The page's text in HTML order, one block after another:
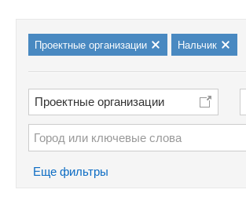
Проектные организации Нальчик
Проектные организации
Еще фильтры